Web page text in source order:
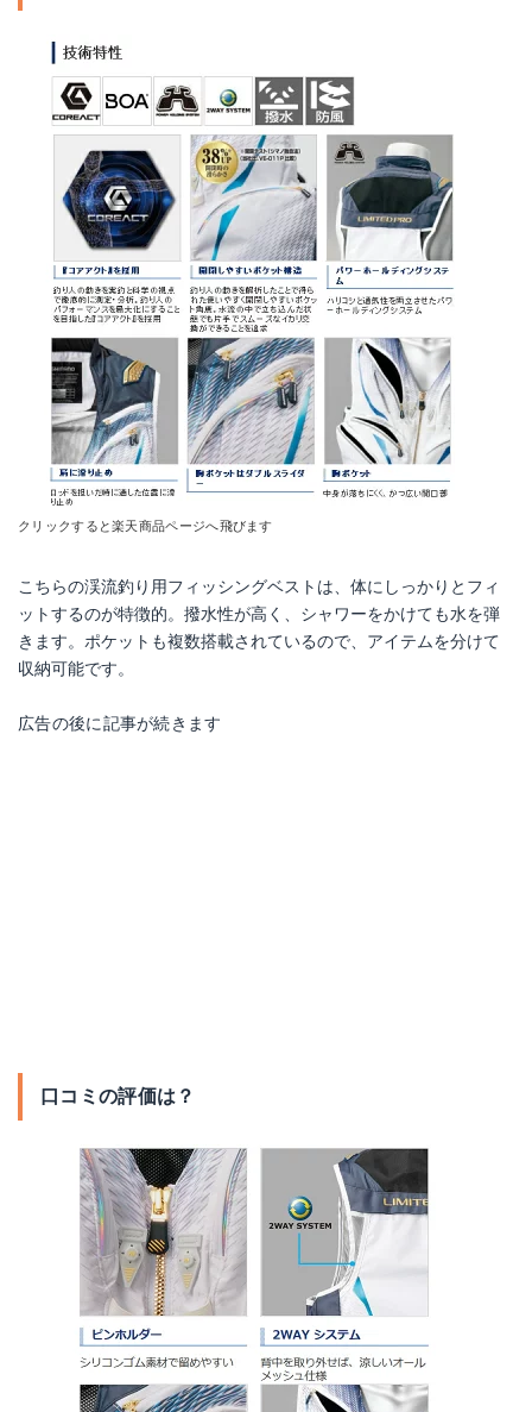
クリックすると楽天商品ページへ飛びます
こちらの渓流釣り用フィッシングベストは、体にしっかりとフィ
ットするのが特徴的。撥水性が高く、シャワーをかけても水を弾
きます。ポケットも複数搭載されているので、アイテムを分けて
収納可能です。
広告の後に記事が続きます
口コミの評価は？